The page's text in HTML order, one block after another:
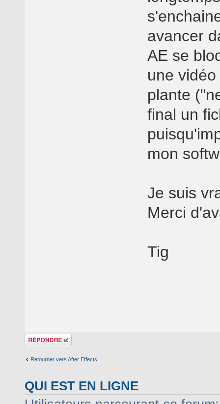
avancer
AE se
une
plante
final un
mon
Je suis
Merci
Tig
Répondre
Retourner vers After Effects
QUI EST EN LIGNE